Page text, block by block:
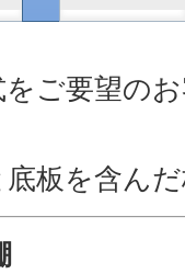
ご要望の
板を含ん